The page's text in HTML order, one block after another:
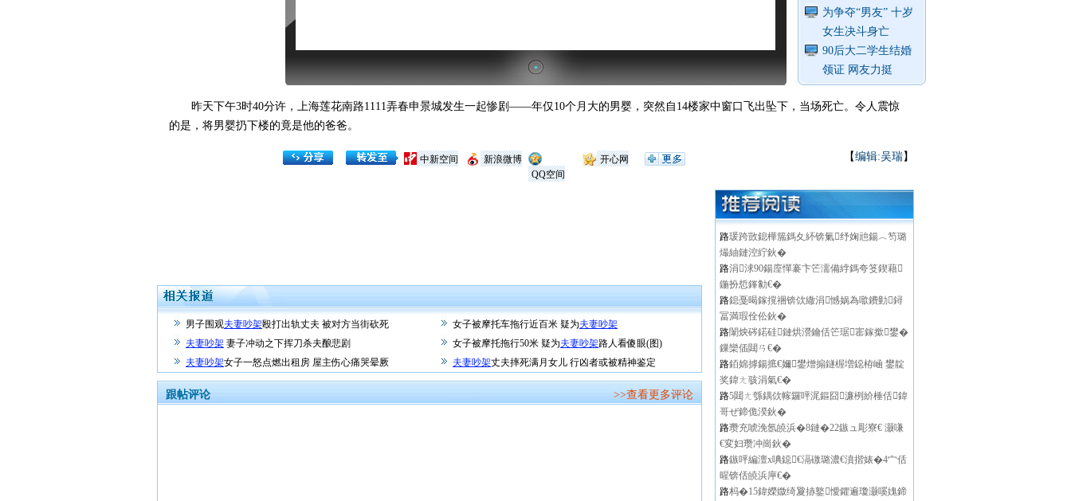
为争夺“男友” 十岁
女生决斗身亡
90后大二学生结婚
领证 网友力挺
昨天下午3时40分许，上海莲花南路1111弄春申景城发生一起惨剧——年仅10个月大的男婴，突然自14楼家中窗口飞出坠下，当场死亡。令人震惊
的是，将男婴扔下楼的竟是他的爸爸。
【编辑:吴瑞】
开心网
QQ空间
新浪微博
中新空间
男子围观夫妻吵架殴打出轨丈夫 被对方当街砍死 女子被摩托车拖行近百米 疑为夫妻吵架
夫妻吵架 妻子冲动之下挥刀杀夫酿悲剧 女子被摩托拖行50米 疑为夫妻吵架路人看傻眼(图)
夫妻吵架女子一怒点燃出租房 屋主伤心痛哭晕厥 夫妻吵架丈夫摔死满月女儿 行凶者或被精神鉴定
跟帖评论 >>查看更多评论
路瑗跨敳鎴樺箷鎷夊紑锛氭纾婅兘鍚︿笉璐
熶紬鏈涳紵鈥�
路涓浗90鍚庢憚褰卞笀濡備綍鎷夸笅鍥藉
鍦扮悊鎽勨€�
路鎴戞暍鎵撹祵锛佽繖涓憾娲為噷鐨勭鐞
冨満瑕佺伀鈥�
路闈炴硶鍩硅鏈烘瀯鑰佸笀琚寚鎵撳鐢�
鏁欒偛閮ㄢ€�
路銆婂摢鍚掋€嬭鐢熷搧鐩楃増鐚栫崡 鐢靛
奖鍏ㄤ骇涓氣€�
路5閮ㄤ綔鍝佽幏鑼呯浘鏂囧濂栵紒棰佸鍏
哥ぜ鍗佹湀鈥�
路瓒充唬浼氬皢浜�8鏈�22鏃ュ彫寮€ 灏嗛
€変妇瓒冲崗鈥�
路鏃呯編澶х唺鐚€滆礉璐濃€濆揩婊�4宀佸
暒锛佸皢浜庘€�
路杩�15鍏嬫媺绮夐捇鐜懓鑺遍瓊灏嗘媿鍗